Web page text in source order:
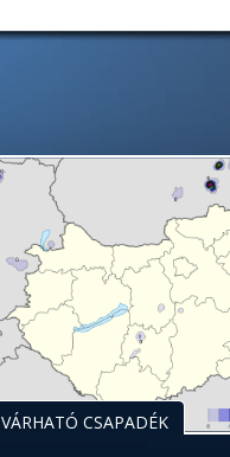
VÁRHATÓ CSAPADÉK